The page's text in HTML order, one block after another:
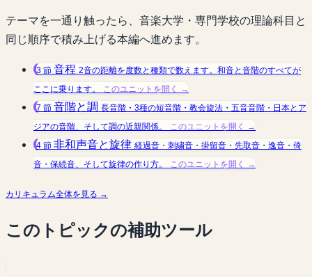
テーマを一通り触ったら、音楽大学・専門学校の理論科目と
同じ順序で積み上げる本編へ進めます。
3 節 音程 2音の距離を度数と種類で数えます。和音と音階のすべてが
ここに乗ります。
このユニットを開く →
7 節 音階と調 長音階・3種の短音階・教会旋法・五音音階・日本とア
ジアの音階、そして調の近親関係。
このユニットを開く →
4 節 非和声音と旋律 経過音・刺繍音・掛留音・先取音・逸音・倚
音・保続音、そして旋律の作り方。
このユニットを開く →
カリキュラム全体を見る →
このトピックの補助ツール